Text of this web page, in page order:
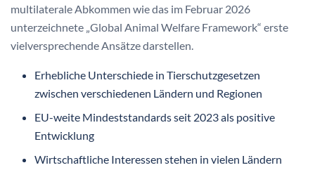
multilaterale Abkommen wie das im Februar 2026
unterzeichnete „Global Animal Welfare Framework“ erste
vielversprechende Ansätze darstellen.
Erhebliche Unterschiede in Tierschutzgesetzen
zwischen verschiedenen Ländern und Regionen
EU-weite Mindeststandards seit 2023 als positive
Entwicklung
Wirtschaftliche Interessen stehen in vielen Ländern